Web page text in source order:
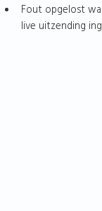
Fout opgelost
live uitzending